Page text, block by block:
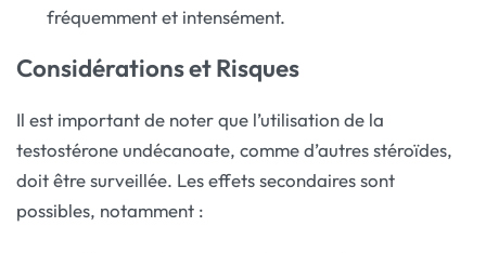
fréquemment et intensément.
Considérations et Risques
Il est important de noter que l’utilisation de la
testostérone undécanoate, comme d’autres stéroïdes,
doit être surveillée. Les effets secondaires sont
possibles, notamment :